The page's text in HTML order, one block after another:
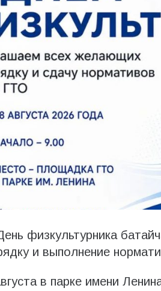
физкультурника
и выполнение
в парке имени